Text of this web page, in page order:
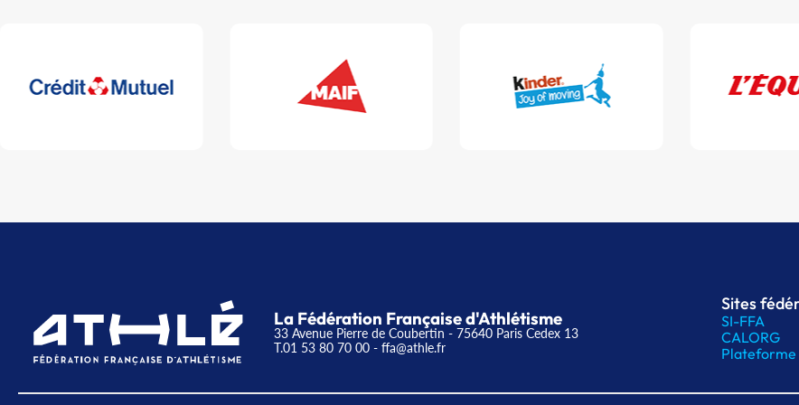
La Fédération Française d'Athlétisme
33 Avenue Pierre de Coubertin - 75640 Paris Cedex 13
T.01 53 80 70 00 - ffa@athle.fr
Sites
SI-FFA
CALORG